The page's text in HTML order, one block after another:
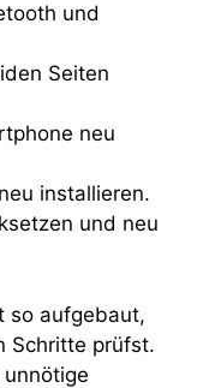
und
Seiten
neu
installieren.
und neu
so aufgebaut,
Schritte prüfst.